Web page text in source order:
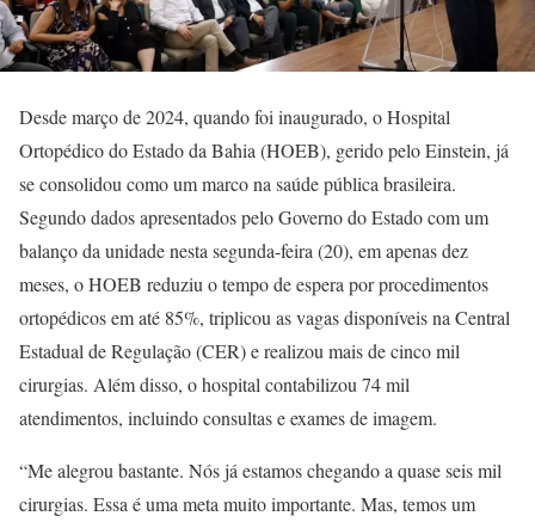
Desde março de 2024, quando foi inaugurado, o Hospital
Ortopédico do Estado da Bahia (HOEB), gerido pelo Einstein, já
se consolidou como um marco na saúde pública brasileira.
Segundo dados apresentados pelo Governo do Estado com um
balanço da unidade nesta segunda-feira (20), em apenas dez
meses, o HOEB reduziu o tempo de espera por procedimentos
ortopédicos em até 85%, triplicou as vagas disponíveis na Central
Estadual de Regulação (CER) e realizou mais de cinco mil
cirurgias. Além disso, o hospital contabilizou 74 mil
atendimentos, incluindo consultas e exames de imagem.
“Me alegrou bastante. Nós já estamos chegando a quase seis mil
cirurgias. Essa é uma meta muito importante. Mas, temos um